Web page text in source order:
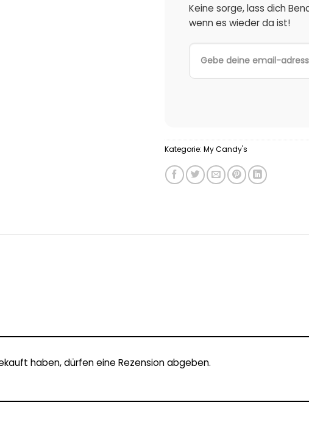
Keine sorge, lass dich
wenn es wieder da ist!
Kategorie: My Candy's
haben, dürfen eine Rezension abgeben.